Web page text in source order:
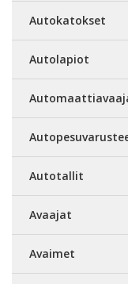
Autokatokset
Autolapiot
Autotallit
Avaajat
Avaimet